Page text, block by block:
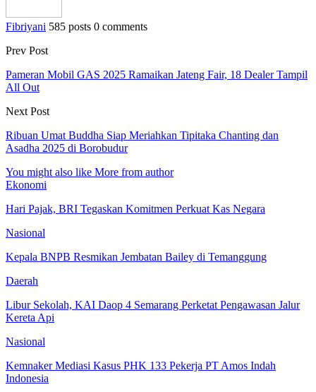
Fibriyani 585 posts 0 comments
Prev Post
Pameran Mobil GAS 2025 Ramaikan Jateng Fair, 18 Dealer Tampil
All Out
Next Post
Ribuan Umat Buddha Siap Meriahkan Tipitaka Chanting dan
Asadha 2025 di Borobudur
You might also like More from author
Ekonomi
Hari Pajak, BRI Tegaskan Komitmen Perkuat Kas Negara
Nasional
Kepala BNPB Resmikan Jembatan Bailey di Temanggung
Daerah
Libur Sekolah, KAI Daop 4 Semarang Perketat Pengawasan Jalur
Kereta Api
Nasional
Kemnaker Mediasi Kasus PHK 133 Pekerja PT Amos Indah
Indonesia